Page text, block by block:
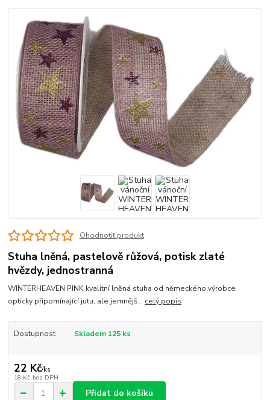
Ohodnotit produkt
Stuha lněná, pastelově růžová, potisk zlaté
hvězdy, jednostranná
WINTERHEAVEN PINK kvalitní lněná stuha od německého výrobce
opticky připomínající jutu, ale jemnějš... celý popis
Dostupnost Skladem 125 ks
22 Kč/ks
18 Kč bez DPH
Přidat do košíku